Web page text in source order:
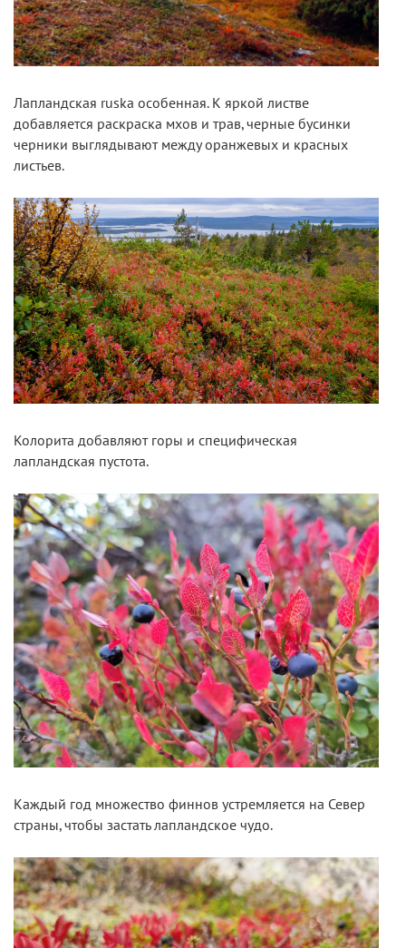
Лапландская ruska особенная. К яркой листве
добавляется раскраска мхов и трав, черные бусинки
черники выглядывают между оранжевых и красных
листьев.
Колорита добавляют горы и специфическая
лапландская пустота.
Каждый год множество финнов устремляется на Север
страны, чтобы застать лапландское чудо.